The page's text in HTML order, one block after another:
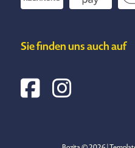
Sie finden uns auch auf